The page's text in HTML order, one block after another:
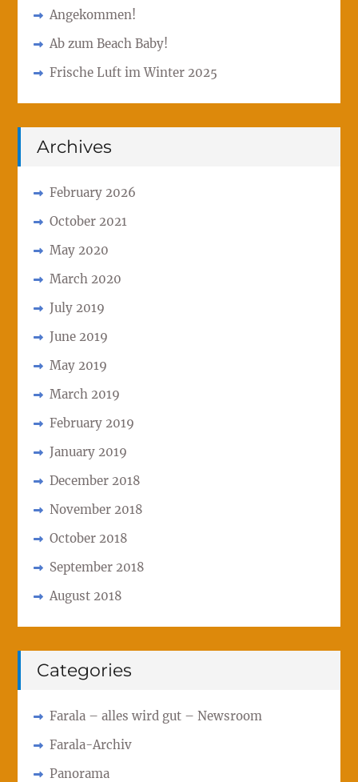
Angekommen!
Ab zum Beach Baby!
Frische Luft im Winter 2025
Archives
February 2026
October 2021
May 2020
March 2020
July 2019
June 2019
May 2019
March 2019
February 2019
January 2019
December 2018
November 2018
October 2018
September 2018
August 2018
Categories
Farala – alles wird gut – Newsroom
Farala-Archiv
Panorama